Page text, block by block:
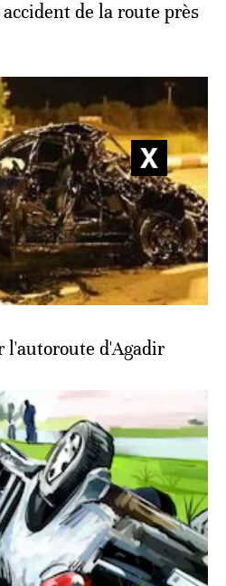
de la route près
l'autoroute d'Agadir